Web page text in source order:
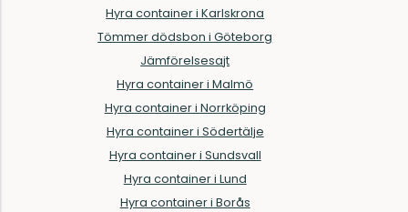
Hyra container i Karlskrona
Tömmer dödsbon i Göteborg
Jämförelsesajt
Hyra container i Malmö
Hyra container i Norrköping
Hyra container i Södertälje
Hyra container i Sundsvall
Hyra container i Lund
Hyra container i Borås